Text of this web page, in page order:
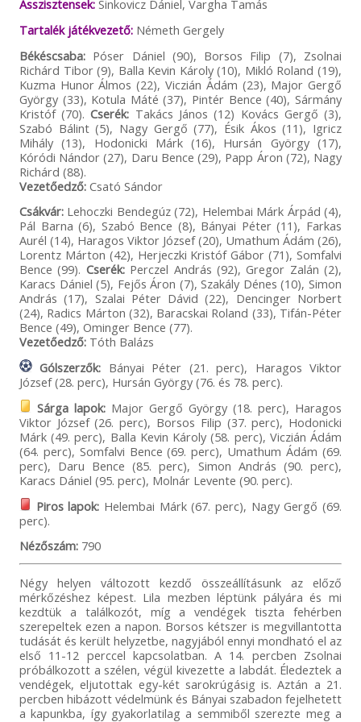
Asszisztensek:Sinkovicz Dániel, Vargha Tamás
Tartalék játékvezető:Németh Gergely
Békéscsaba:Póser Dániel (90), Borsos Filip (7), Zsolnai
Richárd Tibor (9), Balla Kevin Károly (10), Mikló Roland (19),
Kuzma Hunor Álmos (22), Viczián Ádám (23), Major Gergő
György (33), Kotula Máté (37), Pintér Bence (40), Sármány
Kristóf (70).Cserék: Takács János (12) Kovács Gergő (3),
Szabó Bálint (5), Nagy Gergő (77), Ésik Ákos (11), Igricz
Mihály (13), Hodonicki Márk (16), Hursán György (17),
Kóródi Nándor (27), Daru Bence (29), Papp Áron (72), Nagy
Richárd (88).
Vezetőedző:Csató Sándor
Csákvár:Lehoczki Bendegúz (72), Helembai Márk Árpád (4),
Pál Barna (6), Szabó Bence (8), Bányai Péter (11), Farkas
Aurél (14), Haragos Viktor József (20), Umathum Ádám (26),
Lorentz Márton (42), Herjeczki Kristóf Gábor (71), Somfalvi
Bence (99). Cserék:Perczel András (92), Gregor Zalán (2),
Karacs Dániel (5), Fejős Áron (7), Szakály Dénes (10), Simon
András (17), Szalai Péter Dávid (22), Dencinger Norbert
(24), Radics Márton (32), Baracskai Roland (33), Tifán-Péter
Bence (49), Ominger Bence (77).
Vezetőedző:Tóth Balázs
Gólszerzők: Bányai Péter (21. perc), Haragos Viktor
József (28. perc), Hursán György (76. és 78. perc).
Sárga lapok:Major Gergő György (18. perc), Haragos
Viktor József (26. perc), Borsos Filip (37. perc), Hodonicki
Márk (49. perc), Balla Kevin Károly (58. perc), Viczián Ádám
(64. perc), Somfalvi Bence (69. perc), Umathum Ádám (69.
perc), Daru Bence (85. perc), Simon András (90. perc),
Karacs Dániel (95. perc), Molnár Levente (90. perc).
Piros lapok: Helembai Márk (67. perc), Nagy Gergő (69.
perc).
Nézőszám:790
Négy helyen változott kezdő összeállításunk az előző
mérkőzéshez képest. Lila mezben léptünk pályára és mi
kezdtük a találkozót, míg a vendégek tiszta fehérben
szerepeltek ezen a napon. Borsos kétszer is megvillantotta
tudását és került helyzetbe, nagyjából ennyi mondható el az
első 11-12 perccel kapcsolatban. A 14. percben Zsolnai
próbálkozott a szélen, végül kivezette a labdát. Éledeztek a
vendégek, eljutottak egy-két sarokrúgásig is. Aztán a 21.
percben hibázott védelmünk és Bányai szabadon fejelhetett
a kapunkba, így gyakorlatilag a semmiből szerezte meg a